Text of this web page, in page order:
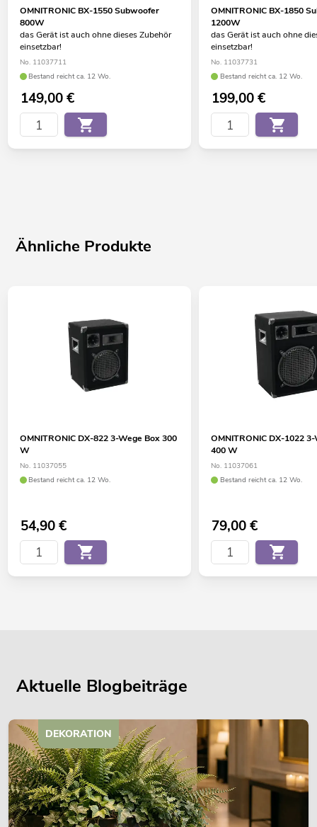
OMNITRONIC BX-1550 Subwoofer
800W
das Gerät ist auch ohne dieses Zubehör
einsetzbar!
No. 11037711
Bestand reicht ca. 12 Wo.
149,00€
OMNITRONIC BX-1850
1200W
das Gerät ist auch ohne
einsetzbar!
No. 11037731
Bestand reicht ca. 12 Wo.
199,00€
Ähnliche Produkte
OMNITRONIC DX-822 3-Wege Box 300
W
No. 11037055
Bestand reicht ca. 12 Wo.
54,90€
OMNITRONIC DX-1022
400 W
No. 11037061
Bestand reicht ca. 12 Wo.
79,00€
Aktuelle Blogbeiträge
DEKORATION